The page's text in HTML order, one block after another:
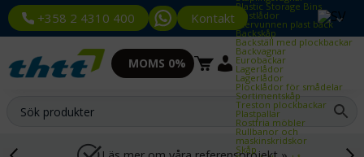
+358 2 4310 400 Kontakt
Plastic Storage Bins
Plastlådor
Återvunnen plast back
Backskåp
Backställ med plockbackar
Backvagnar
Eurobackar
Lagerlådor
Lagerlådor
Plocklådor för smådelar
Sortimentskåp
Treston plockbackar
Plastpallar
Rostfria möbler
Rullbanor och
maskinskridskor
Skåp
MOMS 0%